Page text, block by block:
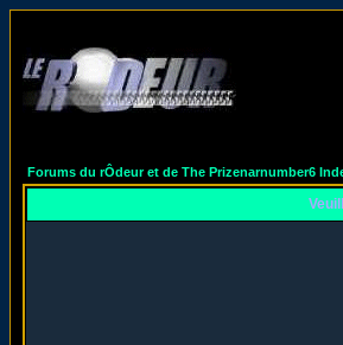
Forums du rÔdeur et de The Prizenarnumber6